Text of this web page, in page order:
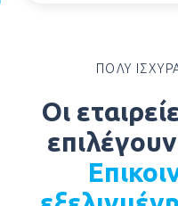
ΠΟΛΥ
Οι